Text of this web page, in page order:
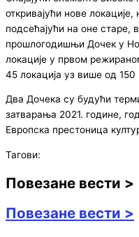
откривајући нове
подсећајући на оне
прошлогодишњи Дочек у
локације у првом
45 локација уз више од 150
Два Дочека су будући
затварања 2021. године,
Европска престоница
Тагови:
Повезане вести >
Повезане вести >